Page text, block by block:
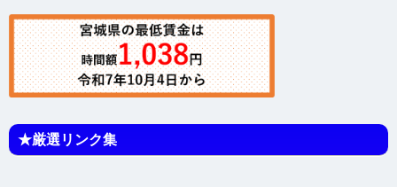
★厳選リンク集